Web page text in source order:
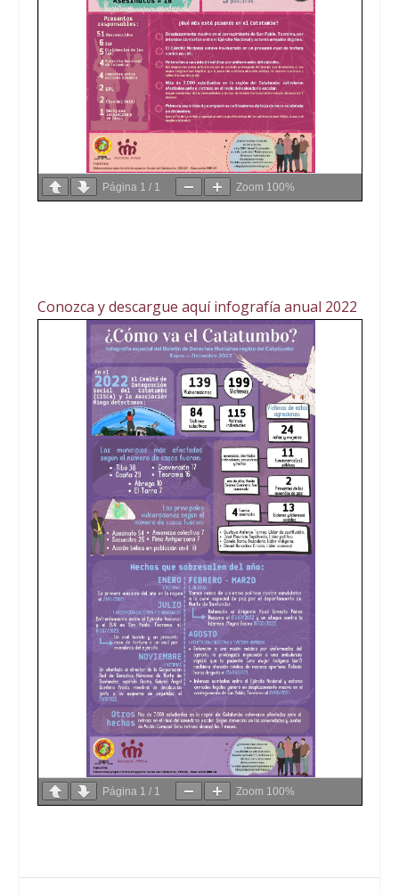
Página 1 / 1 Zoom 100%
Conozca y descargue aquí infografía anual 2022
Página 1 / 1 Zoom 100%